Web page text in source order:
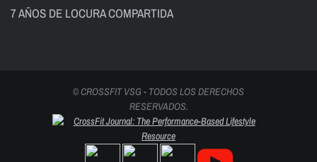
7 AÑOS DE LOCURA COMPARTIDA
© CROSSFIT VSG - TODOS LOS DERECHOS
RESERVADOS.